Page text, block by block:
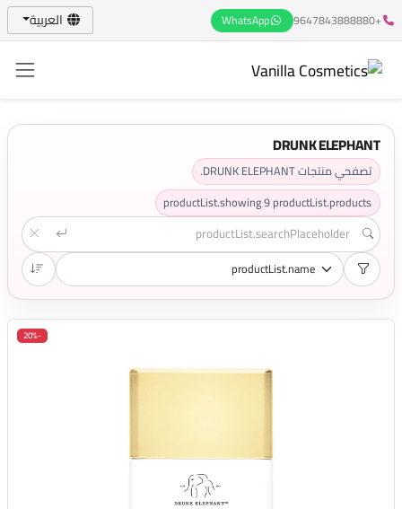
+9647843888880
WhatsApp العربية
DRUNK ELEPHANT
تصفحي منتجات DRUNK ELEPHANT.
productList.showing9productList.products
-20%